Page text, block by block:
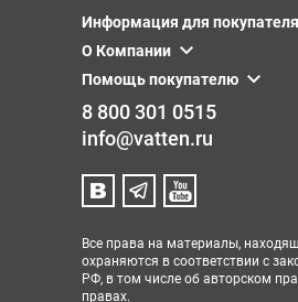
Информация для покупателя
О Компании
Помощь покупателю
8 800 301 0515
info@vatten.ru
Все права на материалы,
охраняются в соответствии с
РФ, в том числе об авторском
правах.